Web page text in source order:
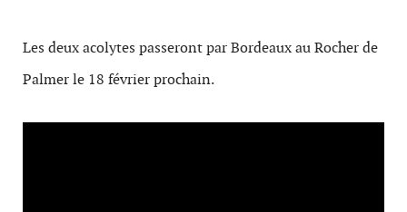
Les deux acolytes passeront par Bordeaux au Rocher de
Palmer le 18 février prochain.